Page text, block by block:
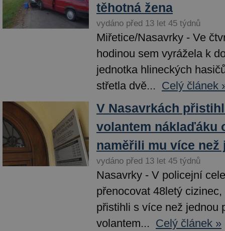
těhotná žena
vydáno před 13 let 45 týdnů
Miřetice/Nasavrky - Ve
hodinou sem vyrážela k
jednotka hlineckých
střetla dvě... Celý článek
V Nasavrkách
volantem náklaďáku
naměřili mu více než
vydáno před 13 let 45 týdnů
Nasavrky - V policejní
přenocovat 48letý
přistihli s více než jednou
volantem... Celý článek »